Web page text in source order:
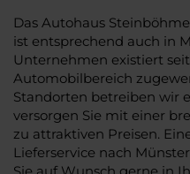
Das Autohaus
ist entsprechend auch in
Unternehmen existiert
Automobilbereich
Standorten betreiben wir
versorgen Sie mit einer
zu attraktiven Preisen.
Lieferservice nach
Sie auf Wunsch gerne in